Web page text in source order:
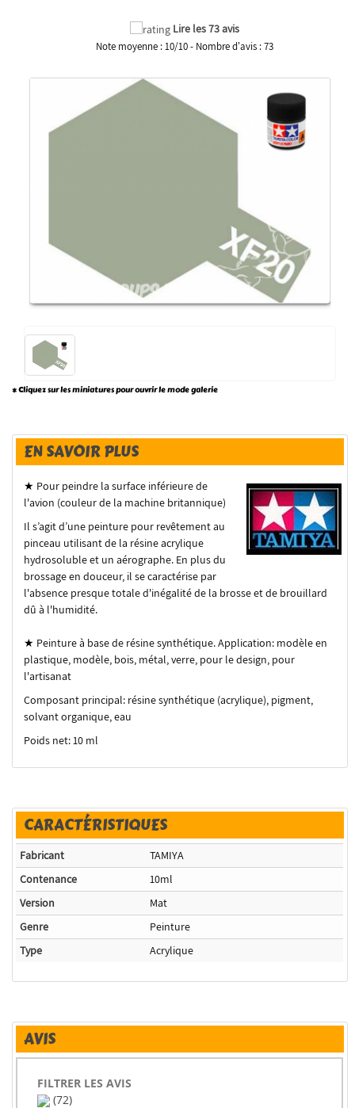
Lire les 73 avis
Note moyenne :10/10- Nombre d'avis :73
* Cliquez sur les miniatures pour ouvrir le mode galerie
EN SAVOIR PLUS
★ Pour peindre la surface inférieure de
l'avion (couleur de la machine britannique)
Il s’agit d’une peinture pour revêtement au
pinceau utilisant de la résine acrylique
hydrosoluble et un aérographe. En plus du
brossage en douceur, il se caractérise par
l'absence presque totale d'inégalité de la brosse et de brouillard
dû à l'humidité.
★ Peinture à base de résine synthétique.Application: modèle en
plastique, modèle, bois, métal, verre, pour le design, pour
l'artisanat
Composant principal: résine synthétique (acrylique), pigment,
solvant organique, eau
Poids net: 10 ml
CARACTÉRISTIQUES
Fabricant
TAMIYA
Contenance
10ml
Version
Mat
Genre
Peinture
Type
Acrylique
AVIS
FILTRER LES AVIS
(72)